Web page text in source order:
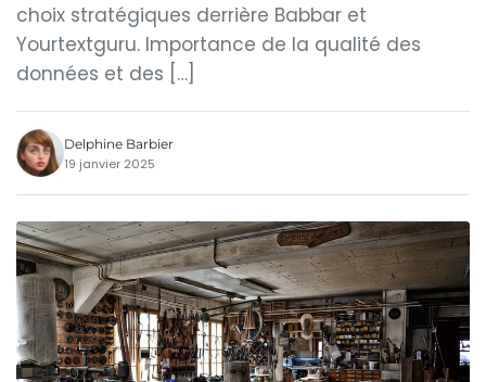
choix stratégiques derrière Babbar et
Yourtextguru. Importance de la qualité des
données et des […]
Delphine Barbier
19 janvier 2025